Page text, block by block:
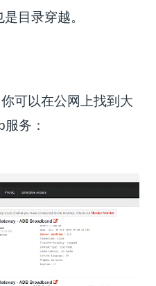
是目录穿越。
你可以在公网上找到大
务：